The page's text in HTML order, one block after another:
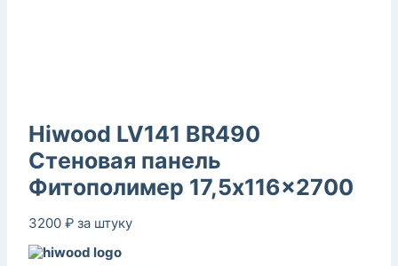
Hiwood LV141 BR490
Стеновая панель
Фитополимер 17,5x116x2700
3200 ₽ за штуку